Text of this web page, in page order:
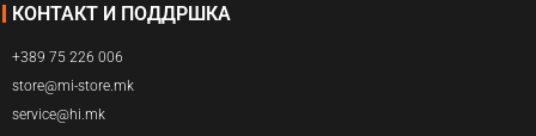
КОНТАКТ И ПОДДРШКА
+389 75 226 006
store@mi-store.mk
service@hi.mk